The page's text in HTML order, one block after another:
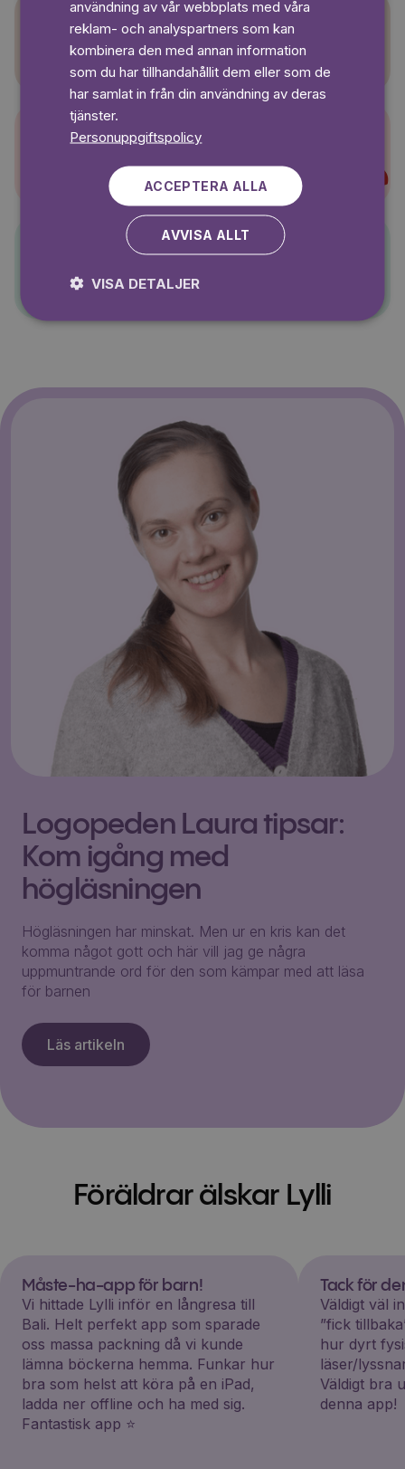
Sagasagor
Logopeden Laura tipsar:
Kom igång med
högläsningen
Högläsningen har minskat. Men ur en kris kan det
komma något gott och här vill jag ge några
uppmuntrande ord för den som kämpar med att läsa
för barnen
Läs artikeln
Föräldrar älskar Lylli
Måste-ha-app för barn!
Vi hittade Lylli inför en långresa till
Bali. Helt perfekt app som sparade
oss massa packning då vi kunde
lämna böckerna hemma. Funkar hur
bra som helst att köra på en iPad,
ladda ner offline och ha med sig.
Fantastisk app ⭐️
Tack för
Väldigt väl
”fick
hur dyrt
läser/
Väldigt bra
denna app!
användning av vår webbplats med våra
reklam- och analyspartners som kan
kombinera den med annan information
som du har tillhandahållit dem eller som de
har samlat in från din användning av deras
tjänster.
Personuppgiftspolicy
ACCEPTERA ALLA
AVVISA ALLT
VISA DETALJER